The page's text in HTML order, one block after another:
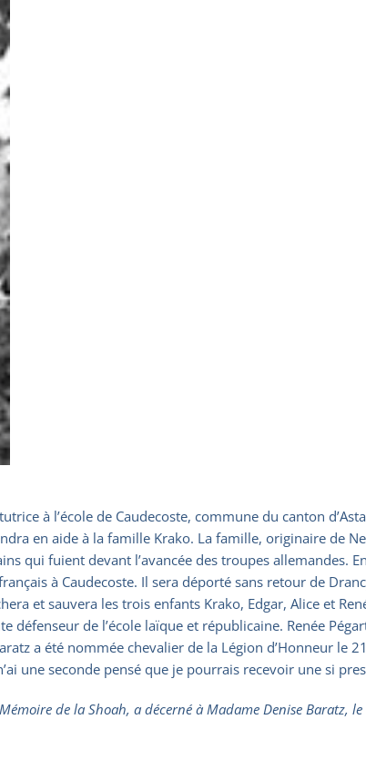
à l’école de Caudecoste, commune du canton
en aide à la famille Krako. La famille, originaire de
qui fuient devant l’avancée des troupes allemandes.
à Caudecoste. Il sera déporté sans retour de
et sauvera les trois enfants Krako, Edgar, Alice et
défenseur de l’école laïque et républicaine. Renée
a été nommée chevalier de la Légion d’Honneur le
une seconde pensé que je pourrais recevoir une si
de la Shoah, a décerné à Madame Denise Baratz,